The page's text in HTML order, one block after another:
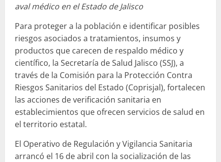
aval médico en el Estado de Jalisco
Para proteger a la población e identificar posibles
riesgos asociados a tratamientos, insumos y
productos que carecen de respaldo médico y
científico, la Secretaría de Salud Jalisco (SSJ), a
través de la Comisión para la Protección Contra
Riesgos Sanitarios del Estado (Coprisjal), fortalecen
las acciones de verificación sanitaria en
establecimientos que ofrecen servicios de salud en
el territorio estatal.
El Operativo de Regulación y Vigilancia Sanitaria
arrancó el 16 de abril con la socialización de las